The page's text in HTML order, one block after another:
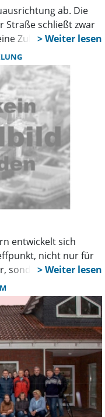
ab. Die
Straße schließt zwar
Zukunft haben.
mit einer
kleines Wohngebiet
entwickelt sich
nicht nur für
sondern auch für
Um künftige
können, hat der
eines festen
und
Vorhaben nun